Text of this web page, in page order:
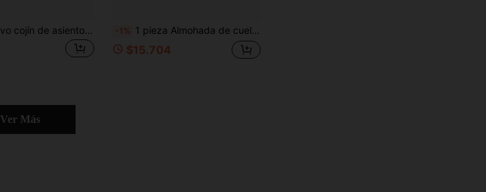
1 pieza Nuevo cojín de asiento de espuma de memoria gruesa, proporciona soporte cómodo para la cintura y las caderas, perfecto para largas horas sentado en la oficina o uso estudiantil. Decoración de habitación estética, decoración del hogar, decoración de la sala de estar, cojín de silla, silla de oficina, cojín de asiento, cojín de asiento, útiles escolares, almohada de silla, cojín de silla, silla de juego -1% 1 pieza Almohada de cuello de espuma de memoria multifuncional de seda refrescante, alivia la presión del cuello, espuma de memoria de rebote lento, tela de seda helada, 42*22*12cm, se puede usar para descansar en el dormitorio, apoyo lumbar de silla de oficina, cojín de asiento de coche, alivia la presión de la cintura, apoyo de la cintura
$15.704
Ver Más